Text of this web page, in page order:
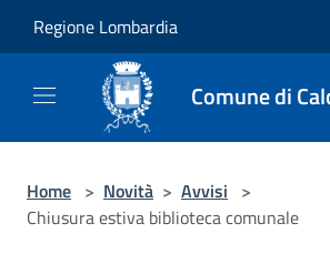
Regione Lombardia
Comune di
Home > Novità > Avvisi >
Chiusura estiva biblioteca comunale